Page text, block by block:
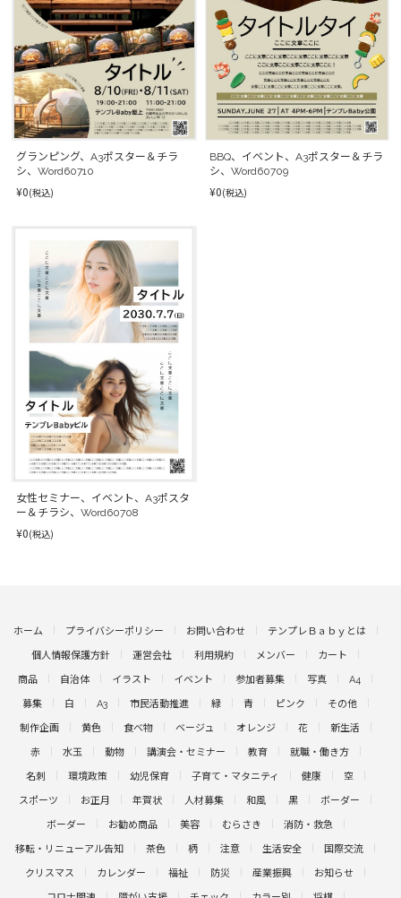
グランピング、A3ポスター＆チラ
シ、Word60710
¥0(税込)
BBQ、イベント、A3ポスター＆チラ
シ、Word60709
¥0(税込)
女性セミナー、イベント、A3ポスタ
ー＆チラシ、Word60708
¥0(税込)
ホーム プライバシーポリシー お問い合わせ テンプレＢａｂｙとは
個人情報保護方針 運営会社 利用規約 メンバー カート
商品 自治体 イラスト イベント 参加者募集 写真 A4
募集 白 A3 市民活動推進 緑 青 ピンク その他
制作企画 黄色 食べ物 ベージュ オレンジ 花 新生活
赤 水玉 動物 講演会・セミナー 教育 就職・働き方
名刺 環境政策 幼児保育 子育て・マタニティ 健康 空
スポーツ お正月 年賀状 人材募集 和風 黒 ボーダー
ボーダー お勧め商品 美容 むらさき 消防・救急
移転・リニューアル告知 茶色 柄 注意 生活安全 国際交流
クリスマス カレンダー 福祉 防災 産業振興 お知らせ